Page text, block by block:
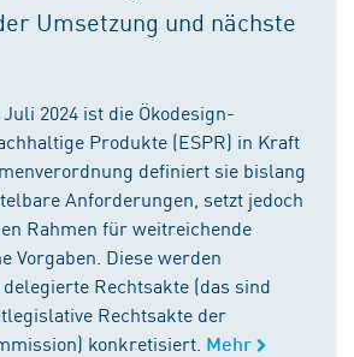
Umsetzung und nächste
2024 ist die Ökodesign-
Produkte (ESPR) in Kraft
definiert sie bislang
Anforderungen, setzt jedoch
Rahmen für weitreichende
Vorgaben. Diese werden
Rechtsakte (das sind
Rechtsakte der
konkretisiert. Mehr